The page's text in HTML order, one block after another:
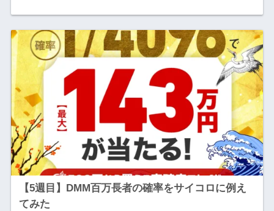
【5週目】DMM百万長者の確率をサイコロに例え
てみた